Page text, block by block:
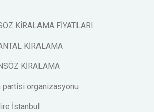
KİRALAMA FİYATLARI
KİRALAMA
KİRALAMA
partisi organizasyonu
İstanbul